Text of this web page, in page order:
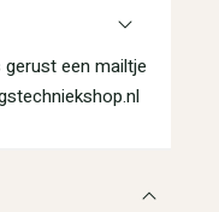
een mailtje